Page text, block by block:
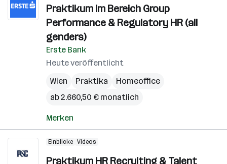
in
Wien
Praktikum im Bereich Group
Performance & Regulatory HR (all
genders)
Erste Bank
Heute veröffentlicht
Wien
Praktika
Homeoffice
ab 2.660,50 € monatlich
Merken
Einblicke Videos
Praktikum HR Recruiting & Talent